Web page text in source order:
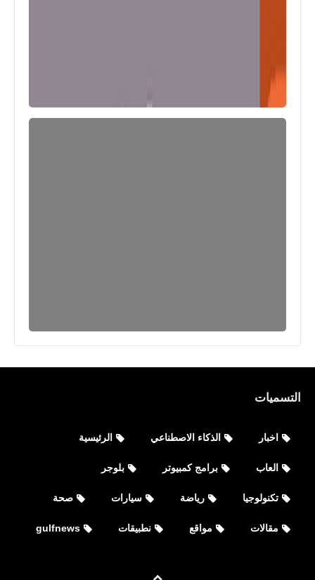
مقالات
تعرف على أربعون حكمة صينية في
التسميات
اخبار الذكاء الاصطناعي الرئيسية
العاب برامج كمبيوتر بلوجر
تكنولوجيا رياضة سيارات صحة
مقالات مواقع نطبيقات gulfnews